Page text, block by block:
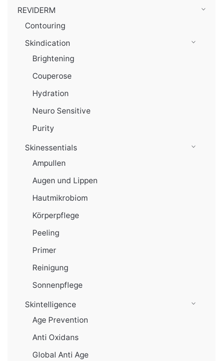
REVIDERM
Contouring
Skindication
Brightening
Couperose
Hydration
Neuro Sensitive
Purity
Skinessentials
Ampullen
Augen und Lippen
Hautmikrobiom
Körperpflege
Peeling
Primer
Reinigung
Sonnenpflege
Skintelligence
Age Prevention
Anti Oxidans
Global Anti Age